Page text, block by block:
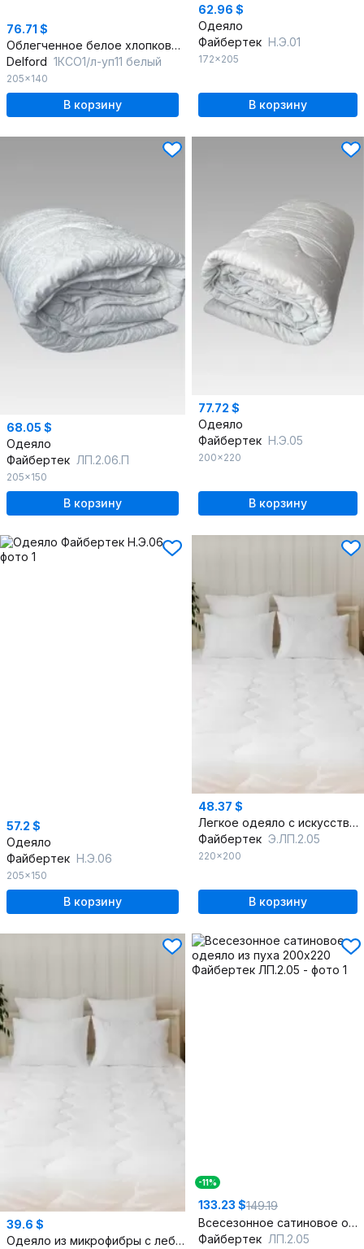
76.71 $
Облегченное белое хлопковое одеяло с пухом
Delford 1КСО1/л-уп11 белый
205x140
В корзину
62.96 $
Одеяло
Файбертек Н.Э.01
172x205
В корзину
68.05 $
Одеяло
Файбертек ЛП.2.06.П
205x150
В корзину
77.72 $
Одеяло
Файбертек Н.Э.05
200x220
В корзину
57.2 $
Одеяло
Файбертек Н.Э.06
205x150
В корзину
48.37 $
Легкое одеяло с искусственным пухом из микрофибры
Файбертек Э.ЛП.2.05
220x200
В корзину
39.6 $
Одеяло из микрофибры с лебяжьим пухом 200 г/м2
-11%
133.23 $149.19
Всесезонное сатиновое одеяло из пухa 200х220
Файбертек ЛП.2.05